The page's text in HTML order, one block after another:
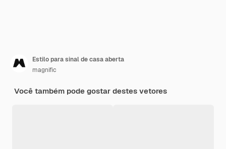
Estilo para sinal de casa aberta
magnific
Você também pode gostar destes vetores